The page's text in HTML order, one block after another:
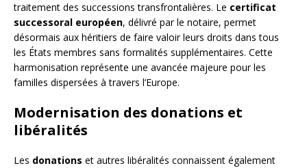
traitement des successions transfrontalières. Le certificat
successoral européen, délivré par le notaire, permet
désormais aux héritiers de faire valoir leurs droits dans tous
les États membres sans formalités supplémentaires. Cette
harmonisation représente une avancée majeure pour les
familles dispersées à travers l’Europe.
Modernisation des donations et
libéralités
Les donations et autres libéralités connaissent également